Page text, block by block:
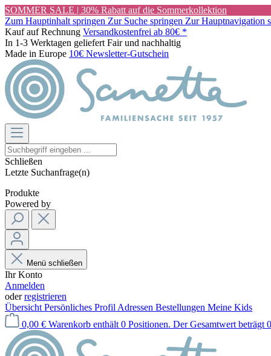
SOMMER SALE | 30% Rabatt auf die Sommerkollektion
Zum Hauptinhalt springen Zur Suche springen Zur Hauptnavigation
Kauf auf Rechnung Versandkostenfrei ab 80€ *
In 1-3 Werktagen geliefert Fair und nachhaltig
Made in Europe 10€ Newsletter-Gutschein
Schließen
Letzte Suchanfrage(n)
Produkte
Powered by
Menü schließen
Ihr Konto
Anmelden
oderregistrieren
Übersicht Persönliches Profil Adressen Bestellungen Meine Kids
0,00 € Warenkorb enthält 0 Positionen. Der Gesamtwert beträgt